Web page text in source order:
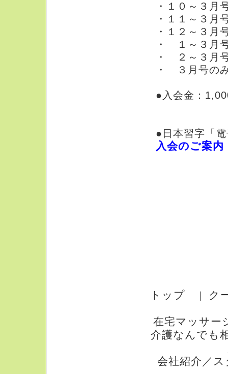
・１０～３月
・１１～３月
・１２～３月
・ １～３月
・ ２～３月
・ ３月号の
●入会金：
●日本習字「
入会のご案
トップ ｜ ク
在宅マッサー
介護なんでも
会社紹介／